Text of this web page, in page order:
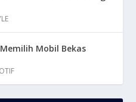
Mobil Bekas